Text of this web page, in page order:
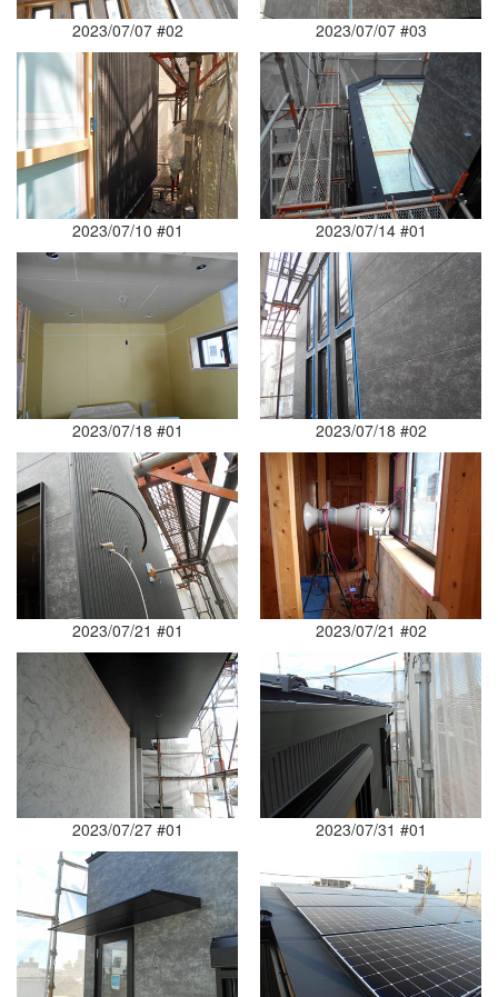
2023/07/07 #02 2023/07/07 #03
2023/07/10 #01 2023/07/14 #01
2023/07/18 #01 2023/07/18 #02
2023/07/21 #01 2023/07/21 #02
2023/07/27 #01 2023/07/31 #01